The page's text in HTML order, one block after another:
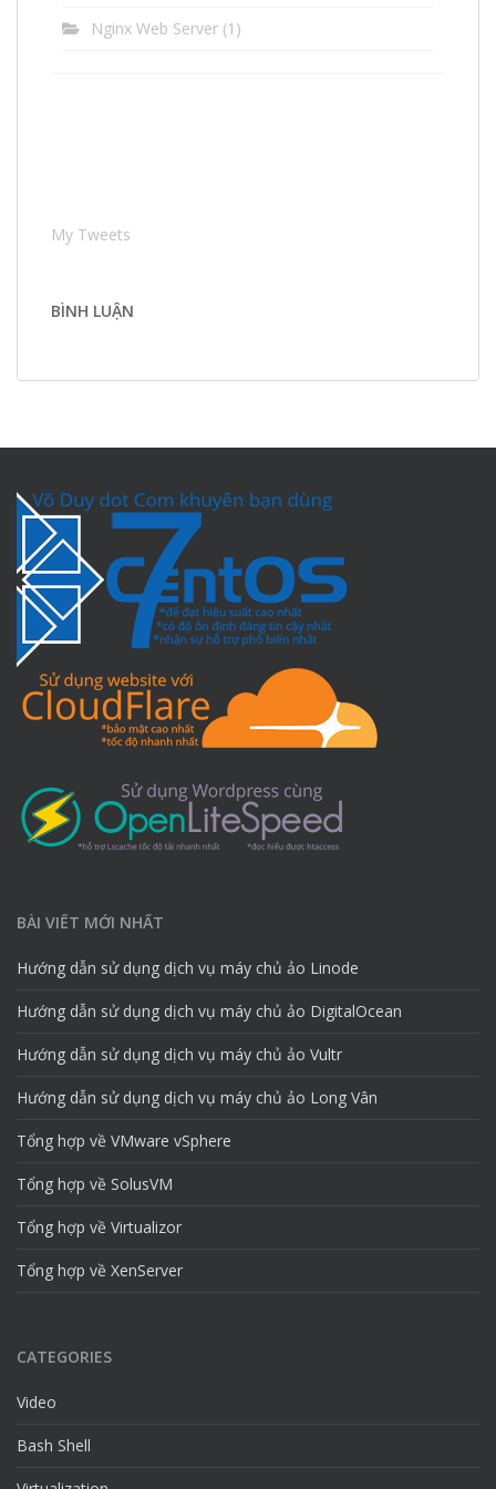
Nginx Web Server (1)
My Tweets
BÌNH LUẬN
BÀI VIẾT MỚI NHẤT
Hướng dẫn sử dụng dịch vụ máy chủ ảo Linode
Hướng dẫn sử dụng dịch vụ máy chủ ảo DigitalOcean
Hướng dẫn sử dụng dịch vụ máy chủ ảo Vultr
Hướng dẫn sử dụng dịch vụ máy chủ ảo Long Vân
Tổng hợp về VMware vSphere
Tổng hợp về SolusVM
Tổng hợp về Virtualizor
Tổng hợp về XenServer
CATEGORIES
Video
Bash Shell